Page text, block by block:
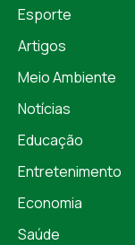
Esporte
Artigos
Meio Ambiente
Notícias
Educação
Entretenimento
Economia
Saúde